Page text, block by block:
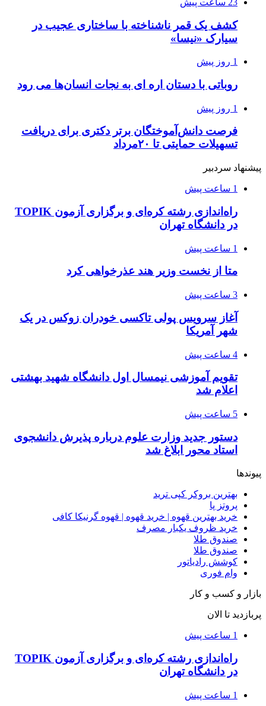
کشف یک قمر ناشناخته با ساختاری عجیب در
سیارک «نیسا»
1 روز پیش
روباتی با دستان اره ای به نجات انسان‌ها می رود
1 روز پیش
فرصت دانش‌آموختگان برتر دکتری‌ برای دریافت
تسهیلات حمایتی تا ۲۰مرداد
پیشنهاد سردبیر
1 ساعت پیش
راه‌اندازی رشته کره‌ای و برگزاری آزمون TOPIK
در دانشگاه تهران
1 ساعت پیش
متا از نخست وزیر هند عذرخواهی کرد
3 ساعت پیش
آغاز سرویس پولی تاکسی خودران زوکس در یک
شهر آمریکا
4 ساعت پیش
تقویم آموزشی نیمسال اول دانشگاه شهید بهشتی
اعلام شد
5 ساعت پیش
دستور جدید وزارت علوم درباره پذیرش دانشجوی
استاد محور ابلاغ شد
پیوندها
بهترین بروکر کپی ترید
پروتز پا
خرید بهترین قهوه | خرید قهوه | قهوه گرنیکا کافی
خرید ظروف یکبار مصرف
صندوق طلا
صندوق طلا
کوشش رادیاتور
وام فوری
بازار و کسب و کار
پربازدید تا الان
1 ساعت پیش
راه‌اندازی رشته کره‌ای و برگزاری آزمون TOPIK
در دانشگاه تهران
1 ساعت پیش